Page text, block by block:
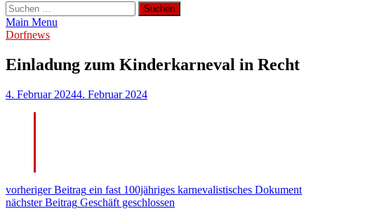
Suchen
nach:
Main Menu
Dorfnews
Einladung zum Kinderkarneval in Recht
4. Februar 20244. Februar 2024
Beitragsnavigation
vorheriger Beitrag ein fast 100jähriges karnevalistisches Dokument
nächster Beitrag Geschäft geschlossen